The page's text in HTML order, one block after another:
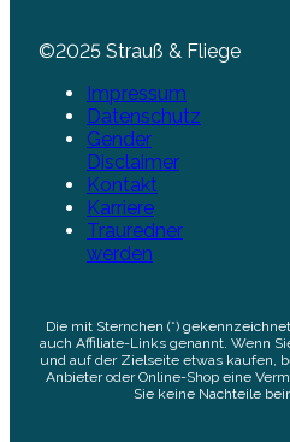
©2025 Strauß & Fliege
Impressum
Datenschutz
Gender
Disclaimer
Kontakt
Karriere
Trauredner
werden
Die mit Sternchen (*)
auch Affiliate-Links genannt. Wenn
und auf der Zielseite etwas kaufen,
Anbieter oder Online-Shop eine
Sie keine Nachteile